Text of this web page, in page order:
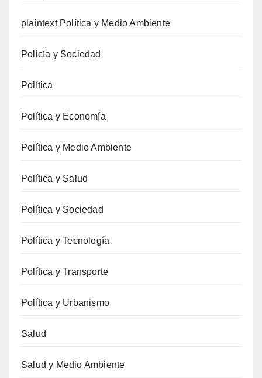
plaintext Política y Medio Ambiente
Policía y Sociedad
Política
Política y Economía
Política y Medio Ambiente
Política y Salud
Política y Sociedad
Política y Tecnología
Política y Transporte
Política y Urbanismo
Salud
Salud y Medio Ambiente